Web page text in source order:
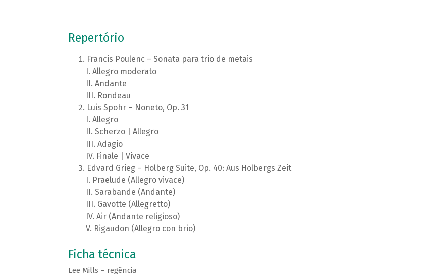
Repertório
Francis Poulenc – Sonata para trio de metais
Allegro moderato
Andante
Rondeau
Luis Spohr – Noneto, Op. 31
Allegro
Scherzo | Allegro
Adagio
Finale | Vivace
Edvard Grieg – Holberg Suite, Op. 40: Aus Holbergs Zeit
Praelude (Allegro vivace)
Sarabande (Andante)
Gavotte (Allegretto)
Air (Andante religioso)
Rigaudon (Allegro con brio)
Ficha técnica
Lee Mills – regência